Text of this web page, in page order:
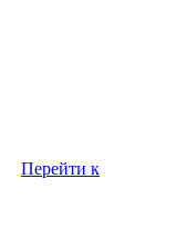
Перейти к